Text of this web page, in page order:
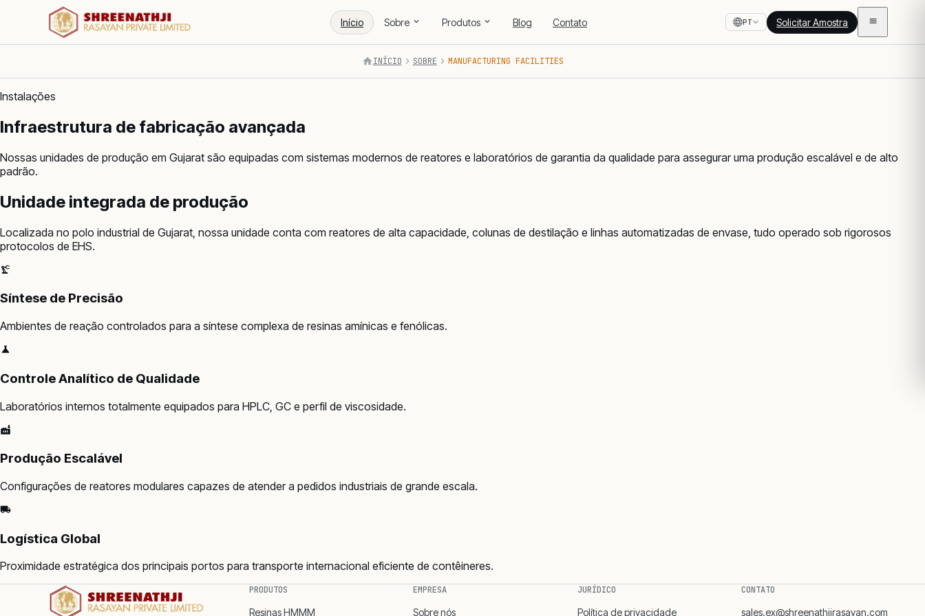
Início Sobre Produtos Blog Contato PT Solicitar Amostra
INÍCIO SOBRE MANUFACTURING FACILITIES
Instalações
Infraestrutura de fabricação avançada
Nossas unidades de produção em Gujarat são equipadas com sistemas modernos de reatores e laboratórios de garantia da qualidade para assegurar uma produção escalável e de alto
padrão.
Unidade integrada de produção
Localizada no polo industrial de Gujarat, nossa unidade conta com reatores de alta capacidade, colunas de destilação e linhas automatizadas de envase, tudo operado sob rigorosos
protocolos de EHS.
Síntese de Precisão
Ambientes de reação controlados para a síntese complexa de resinas amínicas e fenólicas.
Controle Analítico de Qualidade
Laboratórios internos totalmente equipados para HPLC, GC e perfil de viscosidade.
Produção Escalável
Configurações de reatores modulares capazes de atender a pedidos industriais de grande escala.
Logística Global
Proximidade estratégica dos principais portos para transporte internacional eficiente de contêineres.
PRODUTOS
Resinas HMMM
EMPRESA
Sobre nós
JURÍDICO
Política de privacidade
CONTATO
sales.ex@shreenathjirasayan.com